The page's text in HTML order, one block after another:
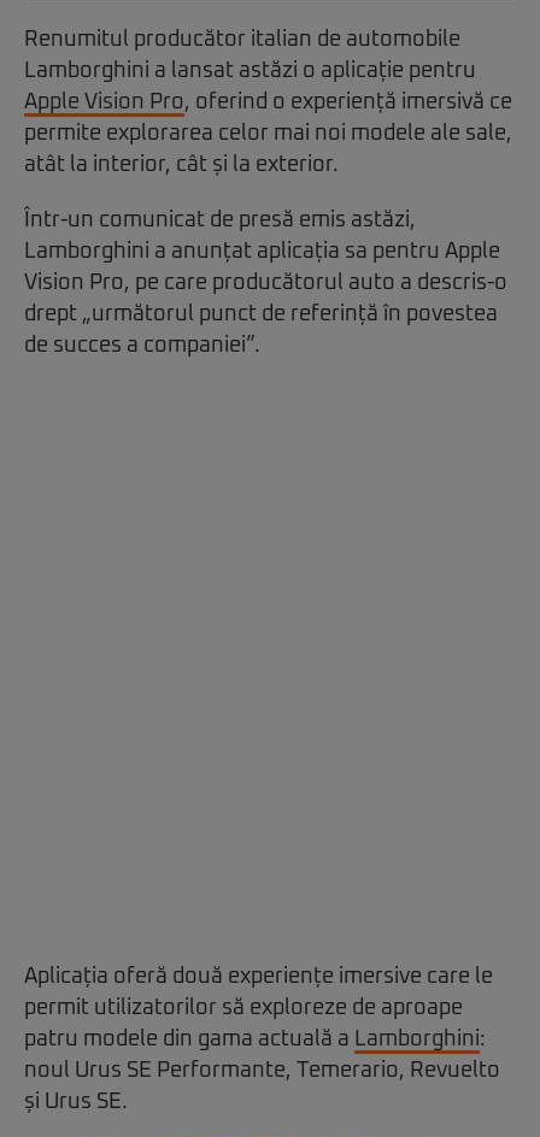
Renumitul producător italian de automobile
Lamborghini a lansat astăzi o aplicație pentru
Apple Vision Pro, oferind o experiență imersivă ce
permite explorarea celor mai noi modele ale sale,
atât la interior, cât și la exterior.
Într-un comunicat de presă emis astăzi,
Lamborghini a anunțat aplicația sa pentru Apple
Vision Pro, pe care producătorul auto a descris-o
drept „următorul punct de referință în povestea
de succes a companiei”.
Aplicația oferă două experiențe imersive care le
permit utilizatorilor să exploreze de aproape
patru modele din gama actuală a Lamborghini:
noul Urus SE Performante, Temerario, Revuelto
și Urus SE.